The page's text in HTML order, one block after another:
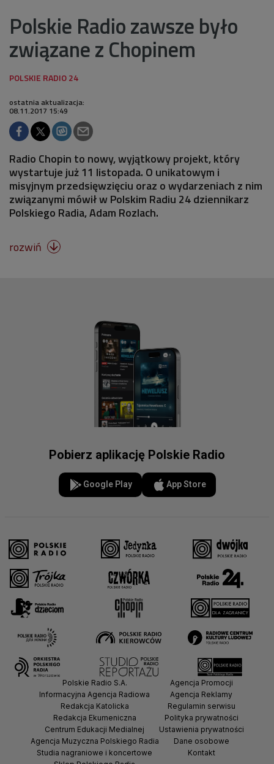
Polskie Radio zawsze było
związane z Chopinem
ostatnia aktualizacja:
08.11.2017 15:49
Radio Chopin to nowy, wyjątkowy projekt, który
wystartuje już 11 listopada. O unikatowym i
misyjnym przedsięwzięciu oraz o wydarzeniach z nim
związanymi mówił w Polskim Radiu 24 dziennikarz
Polskiego Radia, Adam Rozlach.
rozwiń 
Pobierz aplikację Polskie Radio
Google Play App Store
Polskie Radio S.A.
Informacyjna Agencja Radiowa
Redakcja Katolicka
Redakcja Ekumeniczna
Centrum Edukacji Medialnej
Agencja Muzyczna Polskiego Radia
Studia nagraniowe i koncertowe
Agencja Promocji
Agencja Reklamy
Regulamin serwisu
Polityka prywatności
Ustawienia prywatności
Dane osobowe
Kontakt